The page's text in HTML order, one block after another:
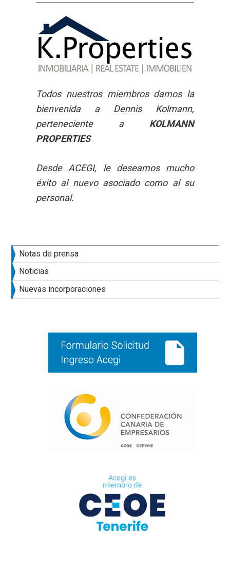
Todos nuestros miembros damos la
bienvenida a Dennis Kolmann,
perteneciente a KOLMANN
PROPERTIES
Desde ACEGI, le deseamos mucho
éxito al nuevo asociado como al su
personal.
Barra
lateral
principal
Notas de prensa
Noticias
Nuevas incorporaciones